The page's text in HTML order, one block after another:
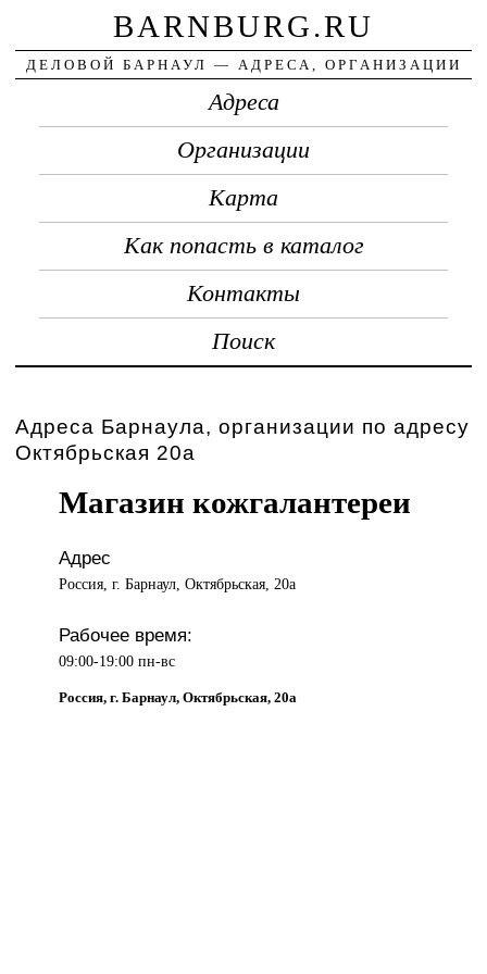
BARNBURG.RU
ДЕЛОВОЙ БАРНАУЛ — АДРЕСА, ОРГАНИЗАЦИИ
Адреса
Организации
Карта
Как попасть в каталог
Контакты
Поиск
Адреса Барнаула, организации по адресу
Октябрьская 20а
Магазин кожгалантереи
Адрес
Россия, г. Барнаул, Октябрьская, 20а
Рабочее время:
09:00-19:00 пн-вс
Россия, г. Барнаул, Октябрьская, 20а